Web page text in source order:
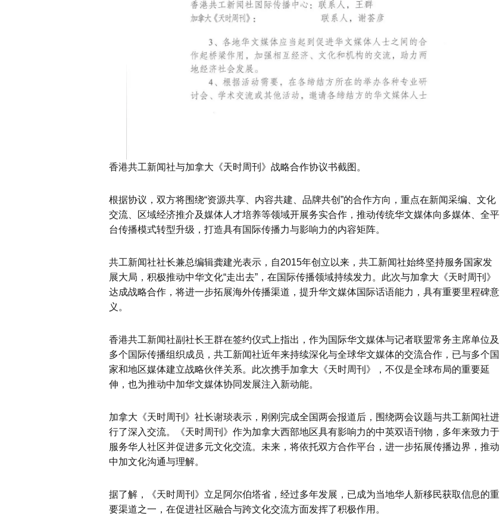
香港共工新闻社与加拿大《天时周刊》战略合作协议书截图。
根据协议，双方将围绕“资源共享、内容共建、品牌共创”的合作方向，重点在新闻采编、文化
交流、区域经济推介及媒体人才培养等领域开展务实合作，推动传统华文媒体向多媒体、全平
台传播模式转型升级，打造具有国际传播力与影响力的内容矩阵。
共工新闻社社长兼总编辑龚建光表示，自2015年创立以来，共工新闻社始终坚持服务国家发
展大局，积极推动中华文化“走出去”，在国际传播领域持续发力。此次与加拿大《天时周刊》
达成战略合作，将进一步拓展海外传播渠道，提升华文媒体国际话语能力，具有重要里程碑意
义。
香港共工新闻社副社长王群在签约仪式上指出，作为国际华文媒体与记者联盟常务主席单位及
多个国际传播组织成员，共工新闻社近年来持续深化与全球华文媒体的交流合作，已与多个国
家和地区媒体建立战略伙伴关系。此次携手加拿大《天时周刊》，不仅是全球布局的重要延
伸，也为推动中加华文媒体协同发展注入新动能。
加拿大《天时周刊》社长谢琰表示，刚刚完成全国两会报道后，围绕两会议题与共工新闻社进
行了深入交流。《天时周刊》作为加拿大西部地区具有影响力的中英双语刊物，多年来致力于
服务华人社区并促进多元文化交流。未来，将依托双方合作平台，进一步拓展传播边界，推动
中加文化沟通与理解。
据了解，《天时周刊》立足阿尔伯塔省，经过多年发展，已成为当地华人新移民获取信息的重
要渠道之一，在促进社区融合与跨文化交流方面发挥了积极作用。